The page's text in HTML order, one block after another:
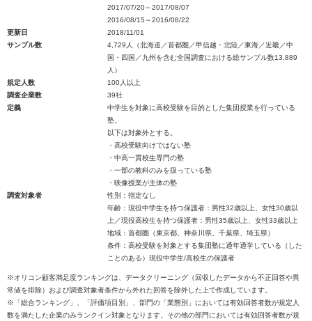
2017/07/20～2017/08/07
2016/08/15～2016/08/22
更新日
2018/11/01
サンプル数
4,729人（北海道／首都圏／甲信越・北陸／東海／近畿／中
国・四国／九州を含む全国調査における総サンプル数13,889
人）
規定人数
100人以上
調査企業数
39社
定義
中学生を対象に高校受験を目的とした集団授業を行っている
塾。
以下は対象外とする。
・高校受験向けではない塾
・中高一貫校生専門の塾
・一部の教科のみを扱っている塾
・映像授業が主体の塾
調査対象者
性別：指定なし
年齢：現役中学生を持つ保護者：男性32歳以上、女性30歳以
上／現役高校生を持つ保護者：男性35歳以上、女性33歳以上
地域：首都圏（東京都、神奈川県、千葉県、埼玉県）
条件：高校受験を対象とする集団塾に通年通学している（した
ことのある）現役中学生/高校生の保護者
※オリコン顧客満足度ランキングは、データクリーニング（回収したデータから不正回答や異
常値を排除）および調査対象者条件から外れた回答を除外した上で作成しています。
※「総合ランキング」、「評価項目別」、部門の「業態別」においては有効回答者数が規定人
数を満たした企業のみランクイン対象となります。その他の部門においては有効回答者数が規